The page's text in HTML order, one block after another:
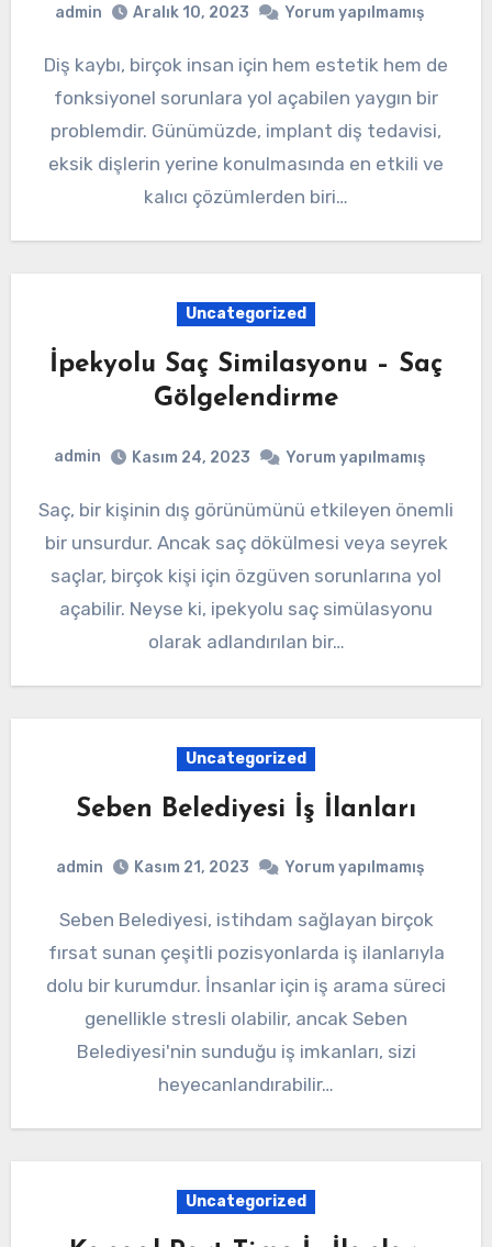
admin Aralık 10, 2023 Yorum yapılmamış
Diş kaybı, birçok insan için hem estetik hem de
fonksiyonel sorunlara yol açabilen yaygın bir
problemdir. Günümüzde, implant diş tedavisi,
eksik dişlerin yerine konulmasında en etkili ve
kalıcı çözümlerden biri…
Uncategorized
İpekyolu Saç Similasyonu – Saç
Gölgelendirme
admin Kasım 24, 2023 Yorum yapılmamış
Saç, bir kişinin dış görünümünü etkileyen önemli
bir unsurdur. Ancak saç dökülmesi veya seyrek
saçlar, birçok kişi için özgüven sorunlarına yol
açabilir. Neyse ki, ipekyolu saç simülasyonu
olarak adlandırılan bir…
Uncategorized
Seben Belediyesi İş İlanları
admin Kasım 21, 2023 Yorum yapılmamış
Seben Belediyesi, istihdam sağlayan birçok
fırsat sunan çeşitli pozisyonlarda iş ilanlarıyla
dolu bir kurumdur. İnsanlar için iş arama süreci
genellikle stresli olabilir, ancak Seben
Belediyesi'nin sunduğu iş imkanları, sizi
heyecanlandırabilir…
Uncategorized